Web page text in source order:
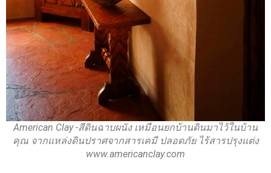
American Clay -สีดินฉาบผนัง เหมือนยกบ้านดินมาไว้ในบ้าน
คุณ จากแหล่งดินปราศจากสารเคมี ปลอดภัย ไร้สารปรุงแต่ง
www.americanclay.com